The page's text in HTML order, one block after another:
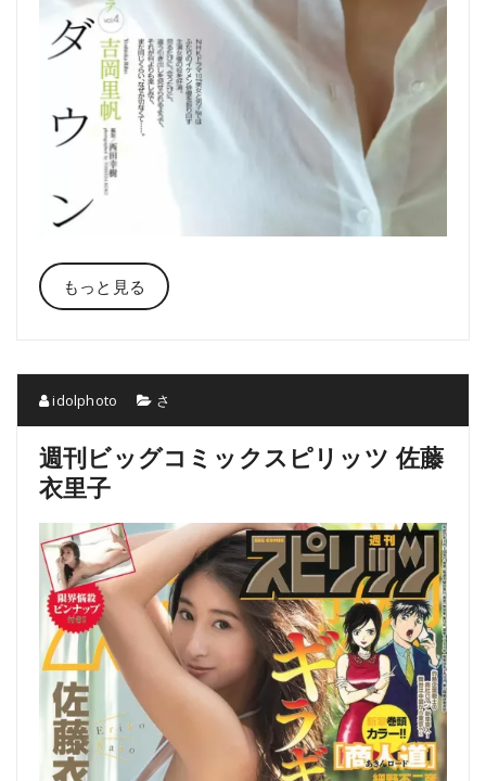
もっと見る
idolphoto さ
週刊ビッグコミックスピリッツ 佐藤
衣里子